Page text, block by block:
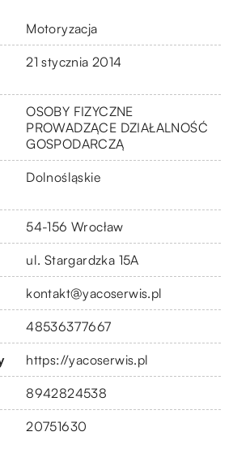
Motoryzacja
21 stycznia 2014
OSOBY FIZYCZNE
PROWADZĄCE DZIAŁALNOŚĆ
GOSPODARCZĄ
Dolnośląskie
54-156 Wrocław
ul. Stargardzka 15A
kontakt@yacoserwis.pl
48536377667
https://yacoserwis.pl
8942824538
20751630